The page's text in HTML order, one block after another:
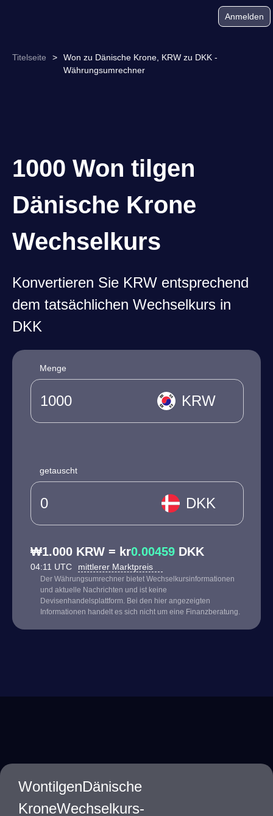
Anmelden
Titelseite >
Won zu Dänische Krone, KRW zu DKK -
Währungsumrechner
1000 Won tilgen
Dänische Krone
Wechselkurs
Konvertieren Sie KRW entsprechend
dem tatsächlichen Wechselkurs in
DKK
Menge
KRW
getauscht
DKK
₩1.000 KRW = kr0.00459 DKK
04:11 UTC mittlerer Marktpreis
Der Währungsumrechner bietet Wechselkursinformationen
und aktuelle Nachrichten und ist keine
Devisenhandelsplattform. Bei den hier angezeigten
Informationen handelt es sich nicht um eine Finanzberatung.
WontilgenDänische
KroneWechselkurs-